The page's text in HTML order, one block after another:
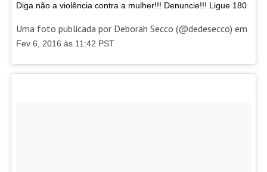
Diga não a violência contra a mulher!!! Denuncie!!! Ligue 180
Uma foto publicada por Deborah Secco (@dedesecco) em
Fev 6, 2016 às 11:42 PST